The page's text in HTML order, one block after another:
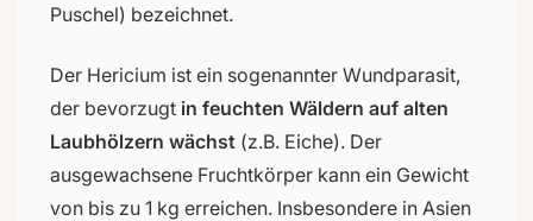
Puschel) bezeichnet.
Der Hericium ist ein sogenannter Wundparasit,
der bevorzugt in feuchten Wäldern auf alten
Laubhölzern wächst (z.B. Eiche). Der
ausgewachsene Fruchtkörper kann ein Gewicht
von bis zu 1 kg erreichen. Insbesondere in Asien